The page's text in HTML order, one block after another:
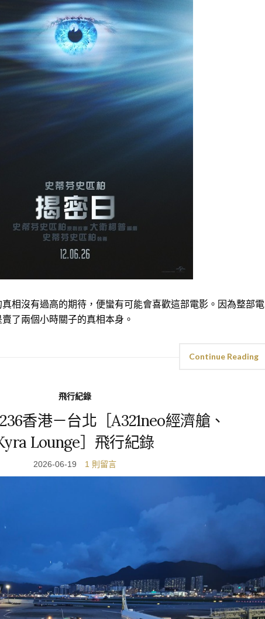
相沒有過高的期待，便蠻有可能會喜歡這部電影。因為整部電
了兩個小時關子的真相本身。
Continue Reading
飛行紀錄
香港－台北［A321neo經濟艙、
Lounge］飛行紀錄
2026-06-19 1 則留言